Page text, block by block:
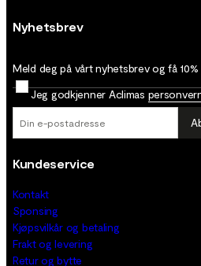
Nyhetsbrev
Meld deg på vårt nyhetsbrev og få
Jeg godkjenner Aclimas
Kundeservice
Kontakt
Sponsing
Kjøpsvilkår og betaling
Frakt og levering
Retur og bytte